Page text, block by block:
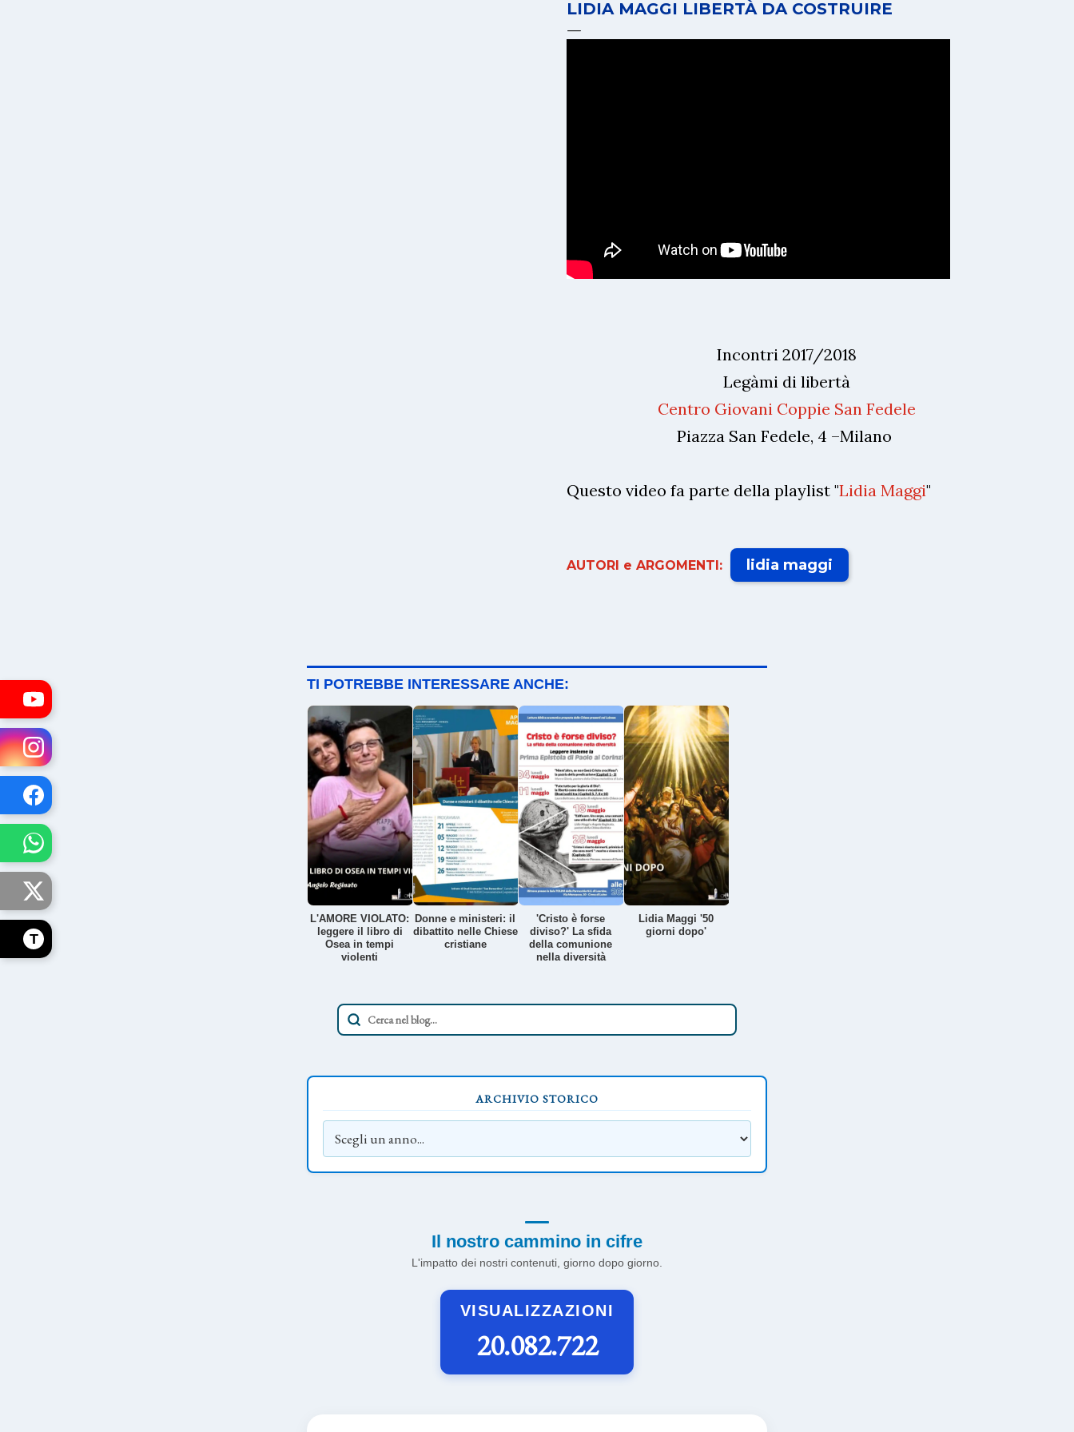
T
LIDIA MAGGI LIBERTÀ DA COSTRUIRE
Incontri 2017/2018
Legàmi di libertà
Centro Giovani Coppie San Fedele
Piazza San Fedele, 4 –Milano
Questo video fa parte della playlist "Lidia Maggi"
AUTORI e ARGOMENTI: lidia maggi
TI POTREBBE INTERESSARE ANCHE:
L'AMORE VIOLATO:
leggere il libro di
Osea in tempi
violenti
Donne e ministeri: il
dibattito nelle Chiese
cristiane
'Cristo è forse
diviso?' La sfida
della comunione
nella diversità
Lidia Maggi '50
giorni dopo'
ARCHIVIO STORICO
Il nostro cammino in cifre
L'impatto dei nostri contenuti, giorno dopo giorno.
VISUALIZZAZIONI
20.082.722